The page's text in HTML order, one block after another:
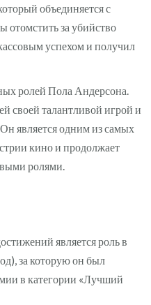
объединяется с
отомстить за убийство
успехом и получил
ролей Пола Андерсона.
своей талантливой игрой и
является одним из самых
кино и продолжает
ролями.
является роль в
за которую он был
в категории «Лучший